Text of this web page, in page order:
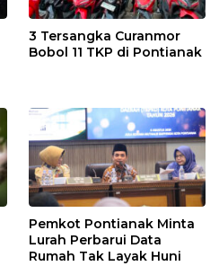
3 Tersangka Curanmor
Bobol 11 TKP di Pontianak
Pemkot Pontianak Minta
Lurah Perbarui Data
Rumah Tak Layak Huni